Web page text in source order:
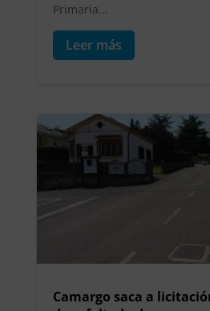
Primaria...
Leer más
Camargo saca a